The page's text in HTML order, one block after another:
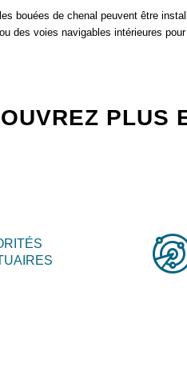
bouées de chenal peuvent être
des voies navigables intérieures
PLUS